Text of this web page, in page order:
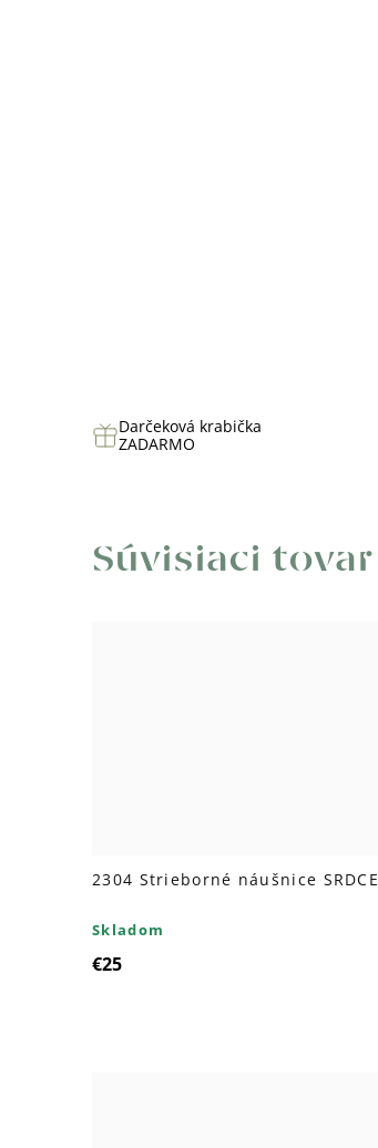
Darčeková krabička
ZADARMO
Súvisiaci tovar
2304 Strieborné náušnice SRDCE
Skladom
€25